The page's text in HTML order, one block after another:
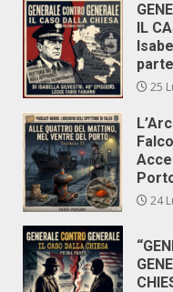
IL
parte
25
24